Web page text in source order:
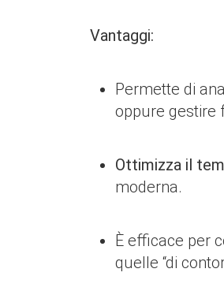
Vantaggi:
Permette di
oppure gestire
Ottimizza il
moderna.
È efficace per
quelle “di